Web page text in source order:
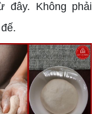
đây. Không phải